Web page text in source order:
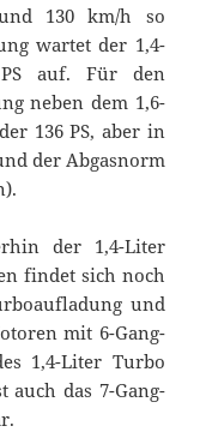
130 km/h so
wartet der 1,4-
auf. Für den
neben dem 1,6-
136 PS, aber in
der Abgasnorm
der 1,4-Liter
findet sich noch
und
mit 6-Gang-
1,4-Liter Turbo
auch das 7-Gang-